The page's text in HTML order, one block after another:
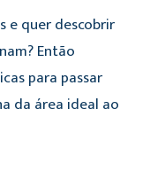
e quer descobrir
Então
para passar
da área ideal ao